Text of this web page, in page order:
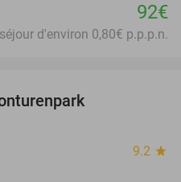
92€
d'environ 0,80€ p.p.p.n.
9.2 star